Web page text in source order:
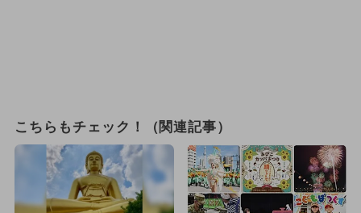
こちらもチェック！（関連記事）